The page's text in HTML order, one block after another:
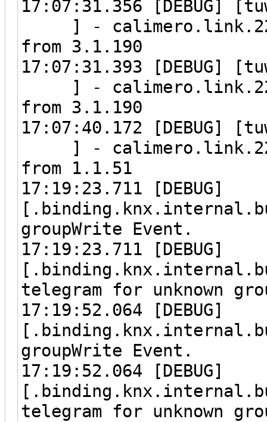
17:07:31.356
] -
from 3.1.190
17:07:31.393
] -
from 3.1.190
17:07:40.172
] -
from 1.1.51
17:19:23.711 [DEBUG]
groupWrite Event.
17:19:23.711 [DEBUG]
telegram for unknown
17:19:52.064 [DEBUG]
groupWrite Event.
17:19:52.064 [DEBUG]
telegram for unknown